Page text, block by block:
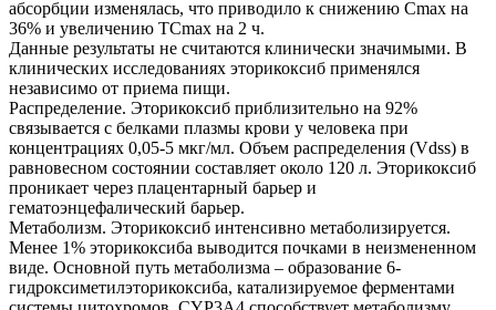
абсорбции изменялась, что приводило к снижению Сmax на
36% и увеличению ТCmax на 2 ч.
Данные результаты не считаются клинически значимыми. В
клинических исследованиях эторикоксиб применялся
независимо от приема пищи.
Распределение. Эторикоксиб приблизительно на 92%
связывается с белками плазмы крови у человека при
концентрациях 0,05-5 мкг/мл. Объем распределения (Vdss) в
равновесном состоянии составляет около 120 л. Эторикоксиб
проникает через плацентарный барьер и
гематоэнцефалический барьер.
Метаболизм. Эторикоксиб интенсивно метаболизируется.
Менее 1% эторикоксиба выводится почками в неизмененном
виде. Основной путь метаболизма – образование 6-
гидроксиметилэторикоксиба, катализируемое ферментами